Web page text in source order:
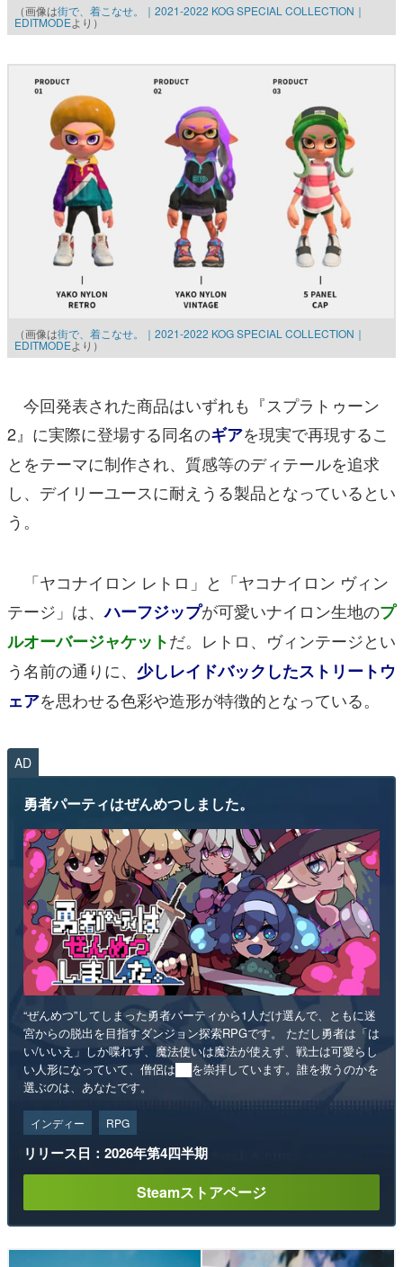
（画像は街で、着こなせ。｜2021-2022 KOG SPECIAL COLLECTION｜
EDITMODEより）
（画像は街で、着こなせ。｜2021-2022 KOG SPECIAL COLLECTION｜
EDITMODEより）
今回発表された商品はいずれも『スプラトゥーン
2』に実際に登場する同名のギアを現実で再現するこ
とをテーマに制作され、質感等のディテールを追求
し、デイリーユースに耐えうる製品となっているとい
う。
「ヤコナイロン レトロ」と「ヤコナイロン ヴィン
テージ」は、ハーフジップが可愛いナイロン生地のプ
ルオーバージャケットだ。レトロ、ヴィンテージとい
う名前の通りに、 少しレイドバックしたストリートウ
ェアを思わせる色彩や造形が特徴的となっている。
AD
勇者パーティはぜんめつしました。
“ぜんめつ”してしまった勇者パーティから1人だけ選んで、ともに迷
宮からの脱出を目指すダンジョン探索RPGです。 ただし勇者は「は
い/いいえ」しか喋れず、魔法使いは魔法が使えず、戦士は可愛らし
い人形になっていて、僧侶は██を崇拝しています。誰を救うのかを
選ぶのは、あなたです。
インディー RPG
リリース日：2026年第4四半期
Steamストアページ